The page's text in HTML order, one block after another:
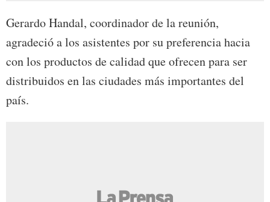
Gerardo Handal, coordinador de la reunión,
agradeció a los asistentes por su preferencia hacia
con los productos de calidad que ofrecen para ser
distribuidos en las ciudades más importantes del
país.